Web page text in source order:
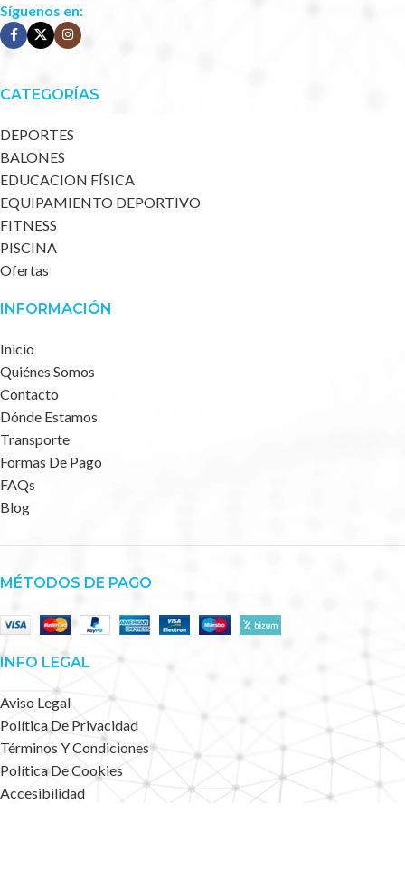
Síguenos en:
CATEGORÍAS
DEPORTES
BALONES
EDUCACION FÍSICA
EQUIPAMIENTO DEPORTIVO
FITNESS
PISCINA
Ofertas
INFORMACIÓN
Inicio
Quiénes Somos
Contacto
Dónde Estamos
Transporte
Formas De Pago
FAQs
Blog
MÉTODOS DE PAGO
INFO LEGAL
Aviso Legal
Política De Privacidad
Términos Y Condiciones
Política De Cookies
Accesibilidad